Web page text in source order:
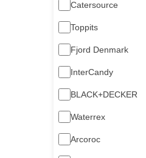
Catersource
Toppits
Fjord Denmark
InterCandy
BLACK+DECKER
Waterrex
Arcoroc